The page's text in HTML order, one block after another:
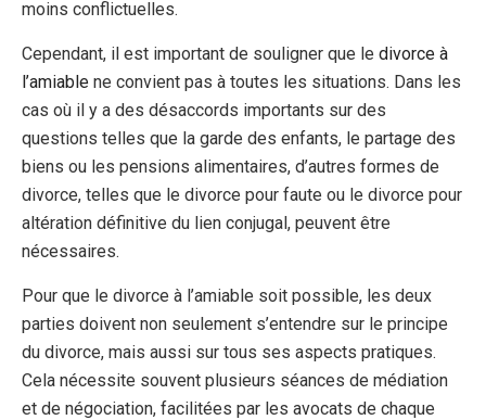
moins conflictuelles.
Cependant, il est important de souligner que le divorce à
l’amiable ne convient pas à toutes les situations. Dans les
cas où il y a des désaccords importants sur des
questions telles que la garde des enfants, le partage des
biens ou les pensions alimentaires, d’autres formes de
divorce, telles que le divorce pour faute ou le divorce pour
altération définitive du lien conjugal, peuvent être
nécessaires.
Pour que le divorce à l’amiable soit possible, les deux
parties doivent non seulement s’entendre sur le principe
du divorce, mais aussi sur tous ses aspects pratiques.
Cela nécessite souvent plusieurs séances de médiation
et de négociation, facilitées par les avocats de chaque